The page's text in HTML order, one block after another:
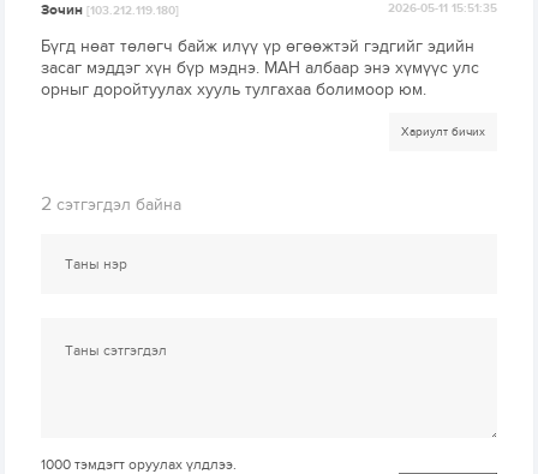
Зочин[103.212.119.180] 2026-05-11 15:51:35
Бүгд нөат төлөгч байж илүү үр өгөөжтэй гэдгийг эдийн
засаг мэддэг хүн бүр мэднэ. МАН албаар энэ хүмүүс улс
орныг доройтуулах хууль тулгахаа болимоор юм.
Хариулт бичих
2 сэтгэгдэл байна
1000 тэмдэгт оруулах үлдлээ.